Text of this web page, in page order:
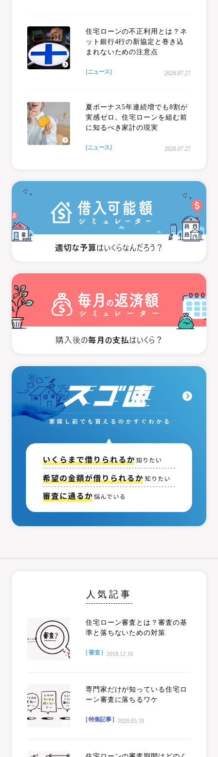
住宅ローンの不正利用とは？ネ
ット銀行4行の新協定と巻き込
まれないための注意点
[ニュース] 2026.07.27
夏ボーナス5年連続増でも8割が
実感ゼロ。住宅ローンを組む前
に知るべき家計の現実
[ニュース] 2026.07.27
人気記事
住宅ローン審査とは？審査の基
準と落ちないための対策
[ 審査 ] 2018.12.18
専門家だけが知っている住宅ロ
ーン審査に落ちるワケ
[ 特集記事 ] 2020.05.18